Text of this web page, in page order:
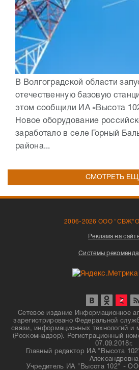
В Волгоградской области
отечественную базовую
этом сообщили ИА «Высота
Новое оборудование
заработало в селе Горный
района...
СМОТРЕТЬ
2006-2026 ООО
Реклама на
Системы
Сетевое издание Информационное
зарегистрировано Федеральной
связи, информационных технологий и
(Роскомнадзор). Регистрационный
07.09.2018г.
Главный редактор ИА "Высота
Александровна
Учредитель ИА "Высота 102" -